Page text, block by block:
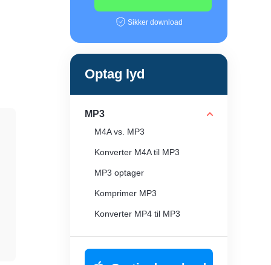
Sikker download
Optag lyd
MP3
M4A vs. MP3
Konverter M4A til MP3
MP3 optager
Komprimer MP3
Konverter MP4 til MP3